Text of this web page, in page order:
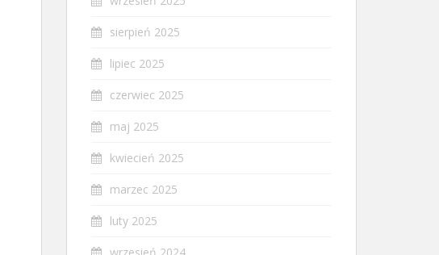
sierpień 2025
lipiec 2025
czerwiec 2025
maj 2025
kwiecień 2025
marzec 2025
luty 2025